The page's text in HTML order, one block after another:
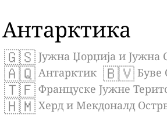
Антарктика
🇬🇸 Јужна Џорџија и Јужна
🇦🇶 Антарктик 🇧🇻 Буве
🇹🇫 Француске Јужне
🇭🇲 Херд и Мекдоналд